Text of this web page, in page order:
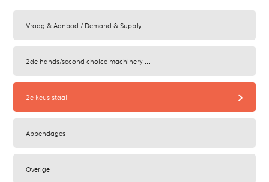
Vraag & Aanbod / Demand & Supply
2de hands/second choice machinery ...
2e keus staal z
Appendages
Overige